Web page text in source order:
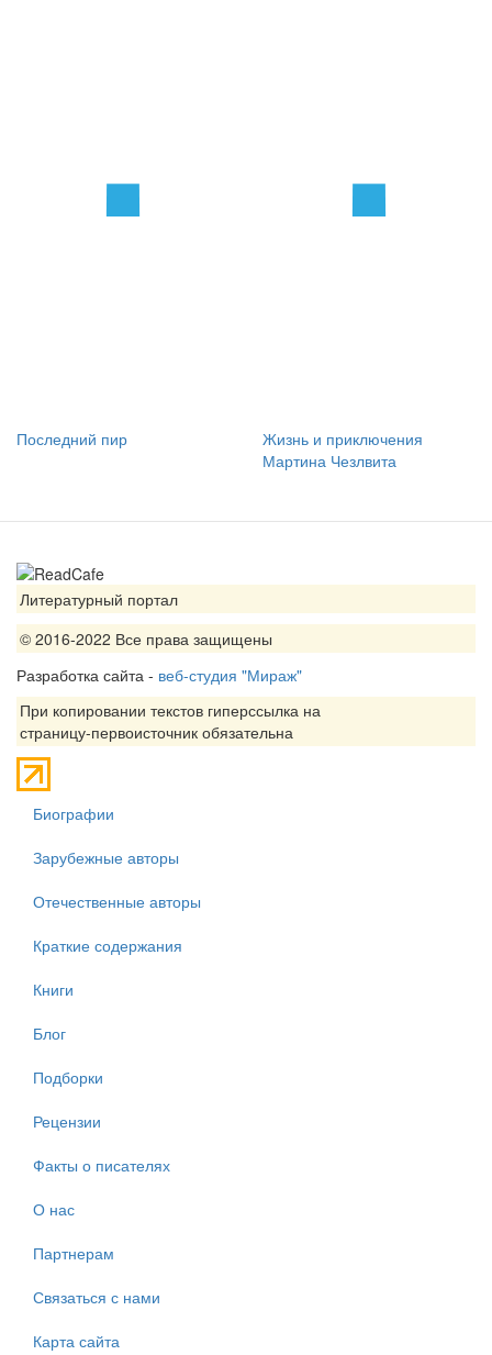
Последний пир
Жизнь и приключения
Мартина Чезлвита
Литературный портал
© 2016-2022 Все права защищены
Разработка сайта - веб-студия "Мираж"
При копировании текстов гиперссылка на
страницу-первоисточник обязательна
Биографии
Зарубежные авторы
Отечественные авторы
Краткие содержания
Книги
Блог
Подборки
Рецензии
Факты о писателях
О нас
Партнерам
Связаться с нами
Карта сайта